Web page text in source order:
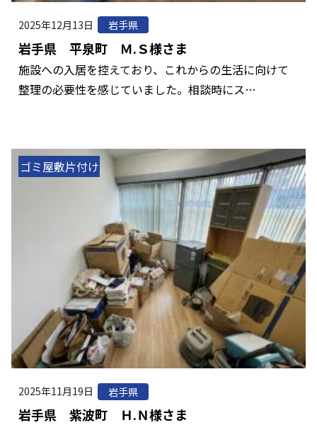
2025年12月13日 岩手県
岩手県 平泉町 Ｍ.Ｓ様さま
施設への入居を控えており、これからの生活に向けて
整理の必要性を感じていました。相談時にス…
ゴミ屋敷片付け
2025年11月19日 岩手県
岩手県 紫波町 Ｈ.Ｎ様さま